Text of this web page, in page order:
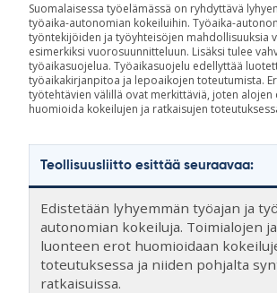
Suomalaisessa työelämässä on ryhdyttävä
työaika-autonomian kokeiluihin. Työaika-
työntekijöiden ja työyhteisöjen mahdollisuuksia
esimerkiksi vuorosuunnitteluun. Lisäksi tulee
työaikasuojelua. Työaikasuojelu edellyttää
työaikakirjanpitoa ja lepoaikojen toteutumista.
työtehtävien välillä ovat merkittäviä, joten alojen
huomioida kokeilujen ja ratkaisujen
Teollisuusliitto esittää seuraavaa:
Edistetään lyhyemmän työajan ja
autonomian kokeiluja. Toimialojen
luonteen erot huomioidaan
toteutuksessa ja niiden pohjalta
ratkaisuissa.